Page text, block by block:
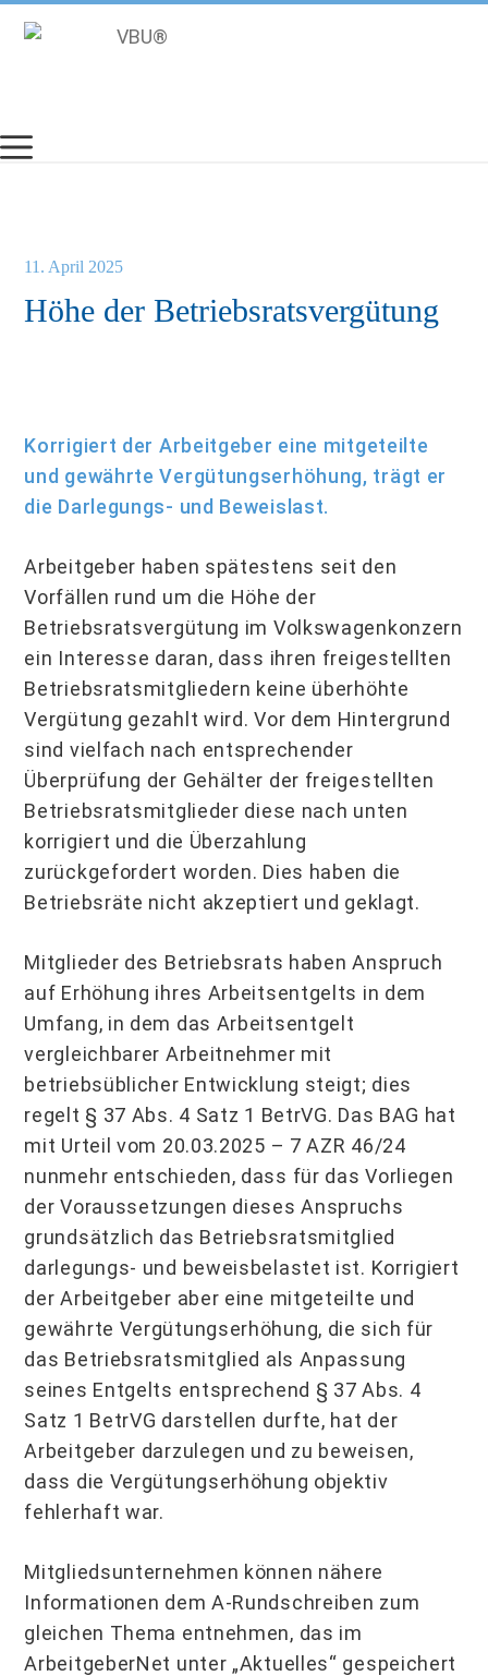
Inhalt
Höhe der Betriebsratsvergütung
11. April 2025
Korrigiert der Arbeitgeber eine mitgeteilte
und gewährte Vergütungserhöhung, trägt er
die Darlegungs- und Beweislast.
Arbeitgeber haben spätestens seit den
Vorfällen rund um die Höhe der
Betriebsratsvergütung im Volkswagenkonzern
ein Interesse daran, dass ihren freigestellten
Betriebsratsmitgliedern keine überhöhte
Vergütung gezahlt wird. Vor dem Hintergrund
sind vielfach nach entsprechender
Überprüfung der Gehälter der freigestellten
Betriebsratsmitglieder diese nach unten
korrigiert und die Überzahlung
zurückgefordert worden. Dies haben die
Betriebsräte nicht akzeptiert und geklagt.
Mitglieder des Betriebsrats haben Anspruch
auf Erhöhung ihres Arbeitsentgelts in dem
Umfang, in dem das Arbeitsentgelt
vergleichbarer Arbeitnehmer mit
betriebsüblicher Entwicklung steigt; dies
regelt § 37 Abs. 4 Satz 1 BetrVG. Das BAG hat
mit Urteil vom 20.03.2025 – 7 AZR 46/24
nunmehr entschieden, dass für das Vorliegen
der Voraussetzungen dieses Anspruchs
grundsätzlich das Betriebsratsmitglied
darlegungs- und beweisbelastet ist. Korrigiert
der Arbeitgeber aber eine mitgeteilte und
gewährte Vergütungserhöhung, die sich für
das Betriebsratsmitglied als Anpassung
seines Entgelts entsprechend § 37 Abs. 4
Satz 1 BetrVG darstellen durfte, hat der
Arbeitgeber darzulegen und zu beweisen,
dass die Vergütungserhöhung objektiv
fehlerhaft war.
Mitgliedsunternehmen können nähere
Informationen dem A-Rundschreiben zum
gleichen Thema entnehmen, das im
ArbeitgeberNet unter „Aktuelles“ gespeichert